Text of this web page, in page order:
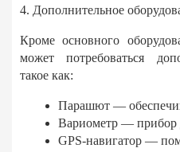
4. Дополнительное
Кроме основного
может потребоваться
такое как:
Парашют —
Вариометр — прибор
GPS-навигатор —